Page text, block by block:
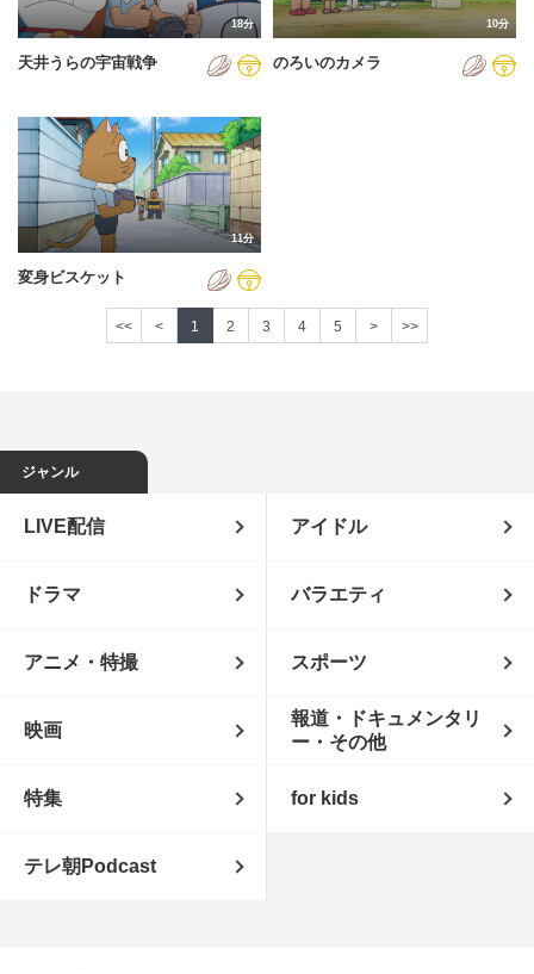
18分
天井うらの宇宙戦争
10分
のろいのカメラ
11分
変身ビスケット
<< < 1 2 3 4 5 > >>
ジャンル
LIVE配信 アイドル
ドラマ バラエティ
アニメ・特撮 スポーツ
映画
報道・ドキュメンタリ
ー・その他
特集 for kids
テレ朝Podcast